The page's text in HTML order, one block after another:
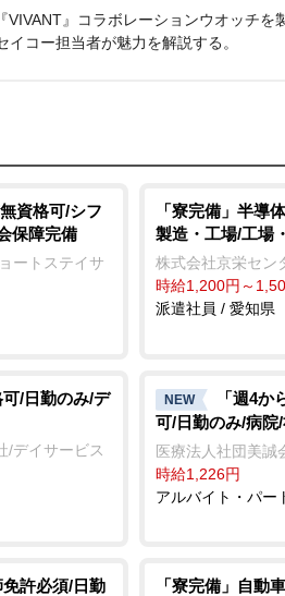
VIVANT』コラボレーションウオッチを
コー担当者が魅力を解説する。
資格可/シフ
保障完備
ートステイサ
「寮完備」半導
製造・工場/工場
株式会社京栄セン
時給1,200円～
派遣社員 / 愛知県
可/日勤のみ/デ
/デイサービス
NEW
「週4
可/日勤のみ/病院
医療法人社団美誠
時給1,226円
アルバイト・パー
免許必須/日勤
「寮完備」自動